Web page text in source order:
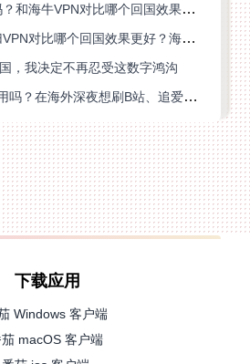
ChickCN VPN好用吗？和海牛VPN对比哪个回国效果更好？
ChickCN VPN和当归VPN对比哪个回国效果更好？海外党亲测后选了它
，我决定不再忍受这数字鸿沟
Quickback和巨鲸好用吗？在海外深夜想刷B站、追爱奇艺的你，或许正需要这份答案
下载应用
Windows 客户端
macOS 客户端